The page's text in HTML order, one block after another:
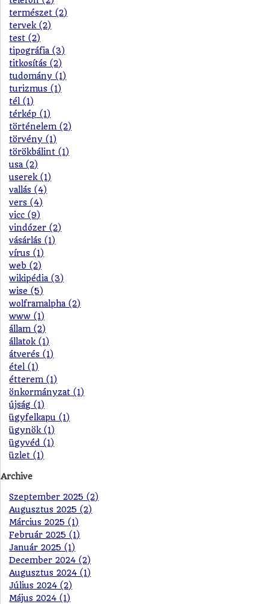
természet (2)
tervek (2)
test (2)
tipográfia (3)
titkosítás (2)
tudomány (1)
turizmus (1)
tél (1)
térkép (1)
történelem (2)
törvény (1)
törökbálint (1)
usa (2)
userek (1)
vallás (4)
vers (4)
vicc (9)
vindózer (2)
vásárlás (1)
vírus (1)
web (2)
wikipédia (3)
wise (5)
wolframalpha (2)
www (1)
állam (2)
állatok (1)
átverés (1)
étel (1)
étterem (1)
önkormányzat (1)
újság (1)
ügyfelkapu (1)
ügynök (1)
ügyvéd (1)
üzlet (1)
Archive
Szeptember 2025 (2)
Augusztus 2025 (2)
Március 2025 (1)
Február 2025 (1)
Január 2025 (1)
December 2024 (2)
Augusztus 2024 (1)
Július 2024 (2)
Május 2024 (1)